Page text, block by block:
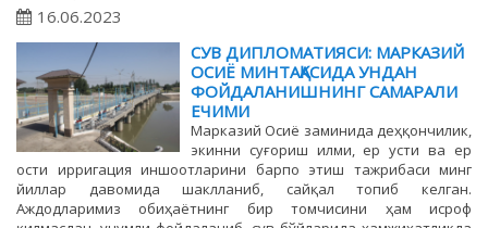
16.06.2023
СУВ ДИПЛОМАТИЯСИ: МАРКАЗИЙ
ОСИЁ МИНТАҚАСИДА УНДАН
ФОЙДАЛАНИШНИНГ САМАРАЛИ
ЕЧИМИ
Марказий Осиё заминида деҳқончилик,
экинни суғориш илми, ер усти ва ер
ости ирригация иншоотларини барпо этиш тажрибаси минг
йиллар давомида шаклланиб, сайқал топиб келган.
Аждодларимиз обиҳаётнинг бир томчисини ҳам исроф